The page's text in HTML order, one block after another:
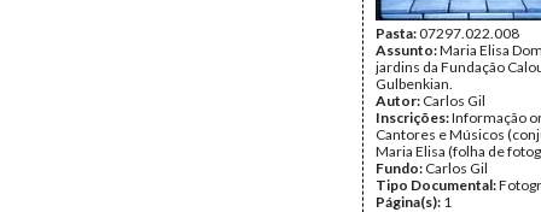
Pasta:07297.022.008
Assunto:Maria Elisa
jardins da Fundação
Gulbenkian.
Autor: Carlos Gil
Inscrições:Informação
Cantores e Músicos
Maria Elisa (folha de
Fundo: Carlos Gil
Tipo Documental:
Página(s): 1